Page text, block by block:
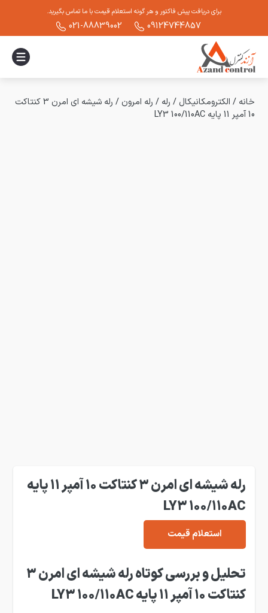
برای دریافت پیش فاکتور و هر گونه استعلام قیمت با ما تماس بگیرید.
09124744857
021-88839002
خانه / الکترومکانیکال / رله / رله امرون /
رله شیشه ای امرن 3 کنتاکت
10 آمپر 11 پایه LY3 100/110AC
رله شیشه ای امرن 3 کنتاکت 10 آمپر 11 پایه
LY3 100/110AC
استعلام قیمت
کنتاکت 10 آمپر 11 پایه LY3 100/110AC